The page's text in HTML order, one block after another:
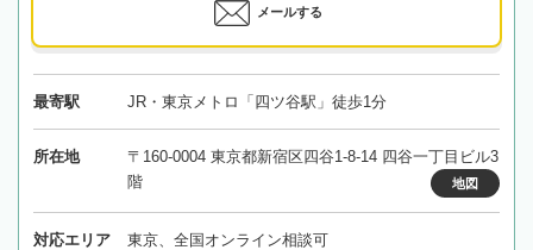
メールする
最寄駅 JR・東京メトロ「四ツ谷駅」徒歩1分
所在地
〒160-0004 東京都新宿区四谷1-8-14 四谷一丁目ビル3
階
地図
対応エリア 東京、全国オンライン相談可